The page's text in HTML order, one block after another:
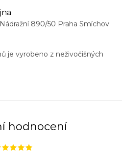
890/50 Praha Smíchov
je vyrobeno z neživočišných
hodnocení